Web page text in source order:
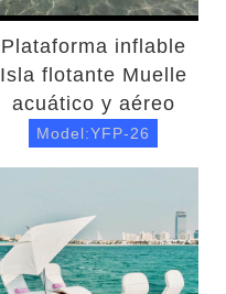
Plataforma inflable
Isla flotante Muelle
acuático y aéreo
Model:YFP-26